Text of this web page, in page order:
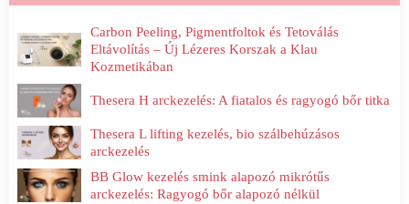
Carbon Peeling, Pigmentfoltok és Tetoválás
Eltávolítás – Új Lézeres Korszak a Klau
Kozmetikában
Thesera H arckezelés: A fiatalos és ragyogó bőr titka
Thesera L lifting kezelés, bio szálbehúzásos
arckezelés
BB Glow kezelés smink alapozó mikrótűs
arckezelés: Ragyogó bőr alapozó nélkül